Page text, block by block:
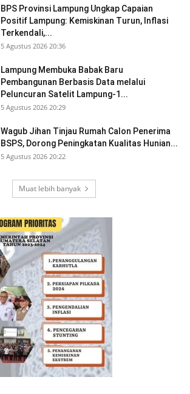
BPS Provinsi Lampung Ungkap Capaian
Positif Lampung: Kemiskinan Turun, Inflasi
Terkendali,...
5 Agustus 2026 20:36
Lampung Membuka Babak Baru
Pembangunan Berbasis Data melalui
Peluncuran Satelit Lampung-1...
5 Agustus 2026 20:29
Wagub Jihan Tinjau Rumah Calon Penerima
BSPS, Dorong Peningkatan Kualitas Hunian...
5 Agustus 2026 20:22
Muat lebih banyak